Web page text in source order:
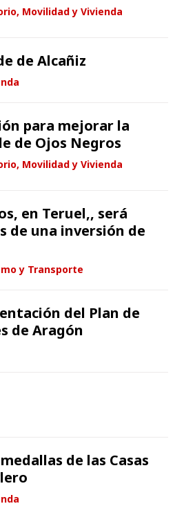
Movilidad y Vivienda
de Alcañiz
para mejorar la
de Ojos Negros
Movilidad y Vivienda
en Teruel,, será
de una inversión de
y Transporte
del Plan de
de Aragón
de las Casas